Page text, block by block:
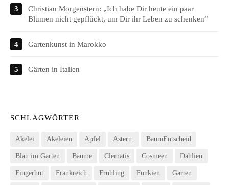
Christian Morgenstern: „Ich habe Dir heute ein paar
Blumen nicht gepflückt, um Dir ihr Leben zu schenken“
Gartenkunst in Marokko
Gärten in Italien
SCHLAGWÖRTER
Akelei Akeleien Apfel Astern. BaumEntscheid
Blau im Garten Bäume Clematis Cosmeen Dahlien
Fingerhut Frankreich Frühling Funkien Garten